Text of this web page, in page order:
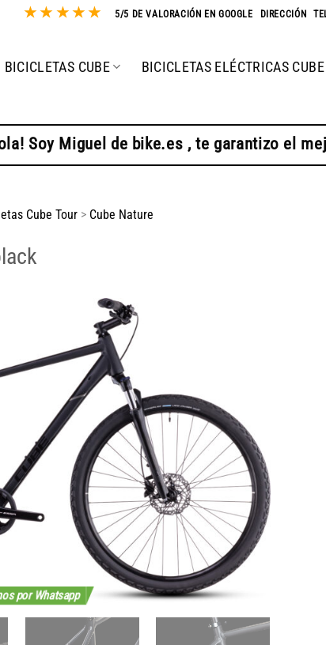
★ ★ ★★★ 5/5 DE VALORACIÓN EN GOOGLE DIRECCIÓN -
BICICLETAS CUBE BICICLETAS ELÉCTRICAS CUBE
Soy Miguel de bike.es , te garantizo el
Cube Tour > Cube Nature
por Whatsapp